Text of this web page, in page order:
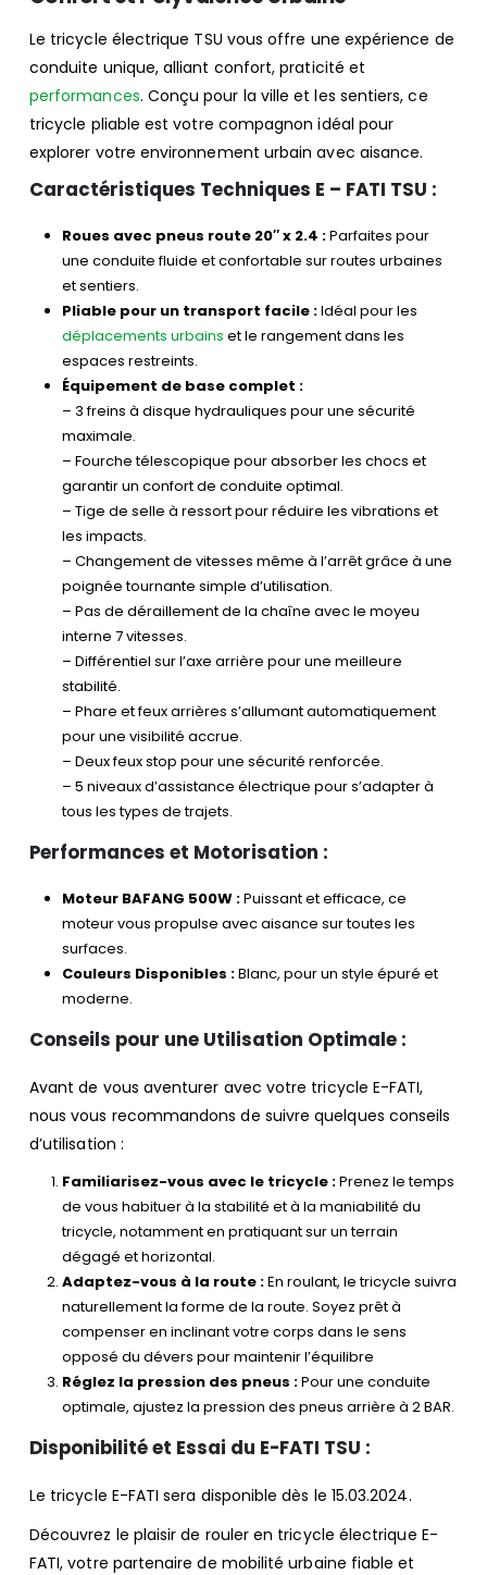
Le tricycle électrique TSU vous offre une expérience de
conduite unique, alliant confort, praticité et
performances. Conçu pour la ville et les sentiers, ce
tricycle pliable est votre compagnon idéal pour
explorer votre environnement urbain avec aisance.
Caractéristiques Techniques E – FATI TSU :
Roues avec pneus route 20″ x 2.4 :Parfaites pour
une conduite fluide et confortable sur routes urbaines
et sentiers.
Pliable pour un transport facile :Idéal pour les
déplacements urbains et le rangement dans les
espaces restreints.
Équipement de base complet :
– 3 freins à disque hydrauliques pour une sécurité
maximale.
– Fourche télescopique pour absorber les chocs et
garantir un confort de conduite optimal.
– Tige de selle à ressort pour réduire les vibrations et
les impacts.
– Changement de vitesses même à l’arrêt grâce à une
poignée tournante simple d’utilisation.
– Pas de déraillement de la chaîne avec le moyeu
interne 7 vitesses.
– Différentiel sur l’axe arrière pour une meilleure
stabilité.
– Phare et feux arrières s’allumant automatiquement
pour une visibilité accrue.
– Deux feux stop pour une sécurité renforcée.
– 5 niveaux d’assistance électrique pour s’adapter à
tous les types de trajets.
Performances et Motorisation :
Moteur BAFANG 500W :Puissant et efficace, ce
moteur vous propulse avec aisance sur toutes les
surfaces.
Couleurs Disponibles :Blanc, pour un style épuré et
moderne.
Conseils pour une Utilisation Optimale :
Avant de vous aventurer avec votre tricycle E-FATI,
nous vous recommandons de suivre quelques conseils
d’utilisation :
Familiarisez-vous avec le tricycle :Prenez le temps
de vous habituer à la stabilité et à la maniabilité du
tricycle, notamment en pratiquant sur un terrain
dégagé et horizontal.
Adaptez-vous à la route :En roulant, le tricycle suivra
naturellement la forme de la route. Soyez prêt à
compenser en inclinant votre corps dans le sens
opposé du dévers pour maintenir l’équilibre
Réglez la pression des pneus :Pour une conduite
optimale, ajustez la pression des pneus arrière à 2 BAR.
Disponibilité et Essai du E-FATI TSU :
Le tricycle E-FATI sera disponible dès le 15.03.2024.
Découvrez le plaisir de rouler en tricycle électrique E-
FATI, votre partenaire de mobilité urbaine fiable et